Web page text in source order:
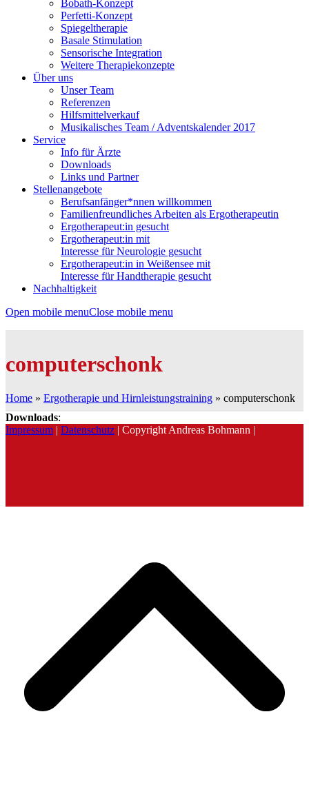
Bobath-Konzept
Perfetti-Konzept
Spiegeltherapie
Basale Stimulation
Sensorische Integration
Weitere Therapiekonzepte
Über uns
Unser Team
Referenzen
Hilfsmittelverkauf
Musikalisches Team / Adventskalender 2017
Service
Info für Ärzte
Downloads
Links und Partner
Stellenangebote
Berufsanfänger*nnen willkommen
Familienfreundliches Arbeiten als Ergotherapeutin
Ergotherapeut:in gesucht
Ergotherapeut:in mit
Interesse für Neurologie gesucht
Ergotherapeut:in in Weißensee mit
Interesse für Handtherapie gesucht
Nachhaltigkeit
Open mobile menuClose mobile menu
computerschonk
Home » Ergotherapie und Hirnleistungstraining » computerschonk
Downloads:
Impressum | Datenschutz | Copyright Andreas Bohmann |